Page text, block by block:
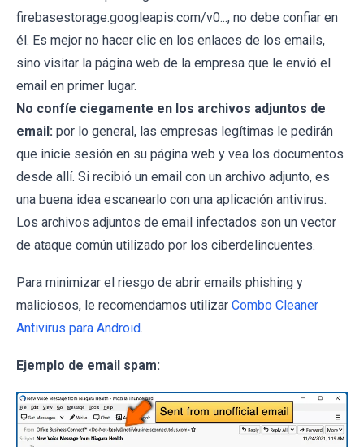
firebasestorage.googleapis.com/v0..., no debe confiar en
él. Es mejor no hacer clic en los enlaces de los emails,
sino visitar la página web de la empresa que le envió el
email en primer lugar.
No confíe ciegamente en los archivos adjuntos de
email: por lo general, las empresas legítimas le pedirán
que inicie sesión en su página web y vea los documentos
desde allí. Si recibió un email con un archivo adjunto, es
una buena idea escanearlo con una aplicación antivirus.
Los archivos adjuntos de email infectados son un vector
de ataque común utilizado por los ciberdelincuentes.
Para minimizar el riesgo de abrir emails phishing y
maliciosos, le recomendamos utilizar Combo Cleaner
Antivirus para Android.
Ejemplo de email spam: